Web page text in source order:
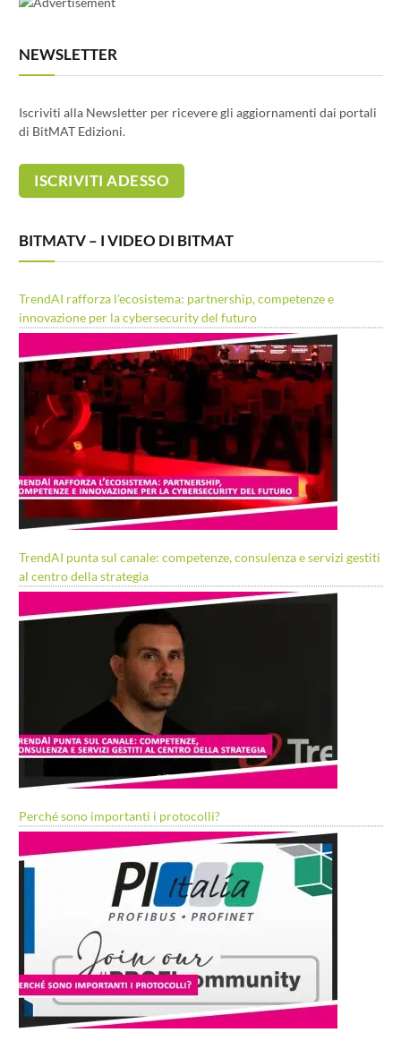
NEWSLETTER
Iscriviti alla Newsletter per ricevere gli aggiornamenti dai portali
di BitMAT Edizioni.
BITMATV – I VIDEO DI BITMAT
TrendAI rafforza l’ecosistema: partnership, competenze e
innovazione per la cybersecurity del futuro
TrendAI punta sul canale: competenze, consulenza e servizi gestiti
al centro della strategia
Perché sono importanti i protocolli?